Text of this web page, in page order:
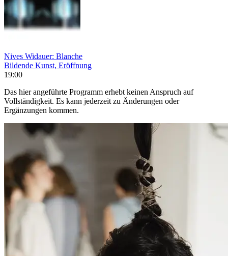
Nives Widauer: Blanche
Bildende Kunst, Eröffnung
19:00
Das hier angeführte Programm erhebt keinen Anspruch auf
Vollständigkeit. Es kann jederzeit zu Änderungen oder
Ergänzungen kommen.